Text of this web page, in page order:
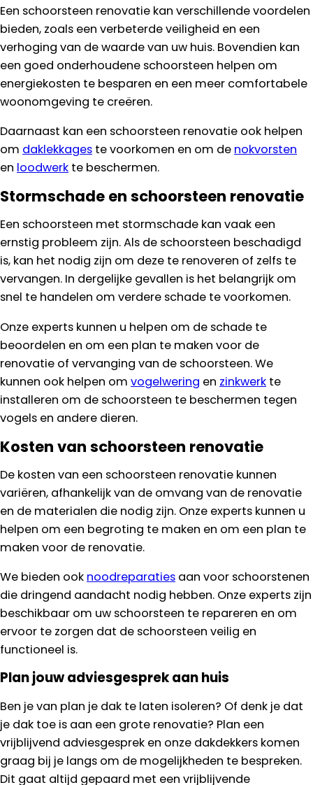
Een schoorsteen renovatie kan verschillende voordelen
bieden, zoals een verbeterde veiligheid en een
verhoging van de waarde van uw huis. Bovendien kan
een goed onderhoudene schoorsteen helpen om
energiekosten te besparen en een meer comfortabele
woonomgeving te creëren.
Daarnaast kan een schoorsteen renovatie ook helpen
om daklekkages te voorkomen en om de nokvorsten
en loodwerk te beschermen.
Stormschade en schoorsteen renovatie
Een schoorsteen met stormschade kan vaak een
ernstig probleem zijn. Als de schoorsteen beschadigd
is, kan het nodig zijn om deze te renoveren of zelfs te
vervangen. In dergelijke gevallen is het belangrijk om
snel te handelen om verdere schade te voorkomen.
Onze experts kunnen u helpen om de schade te
beoordelen en om een plan te maken voor de
renovatie of vervanging van de schoorsteen. We
kunnen ook helpen om vogelwering en zinkwerk te
installeren om de schoorsteen te beschermen tegen
vogels en andere dieren.
Kosten van schoorsteen renovatie
De kosten van een schoorsteen renovatie kunnen
variëren, afhankelijk van de omvang van de renovatie
en de materialen die nodig zijn. Onze experts kunnen u
helpen om een begroting te maken en om een plan te
maken voor de renovatie.
We bieden ook noodreparaties aan voor schoorstenen
die dringend aandacht nodig hebben. Onze experts zijn
beschikbaar om uw schoorsteen te repareren en om
ervoor te zorgen dat de schoorsteen veilig en
functioneel is.
Plan jouw adviesgesprek aan huis
Ben je van plan je dak te laten isoleren? Of denk je dat
je dak toe is aan een grote renovatie? Plan een
vrijblijvend adviesgesprek en onze dakdekkers komen
graag bij je langs om de mogelijkheden te bespreken.
Dit gaat altijd gepaard met een vrijblijvende